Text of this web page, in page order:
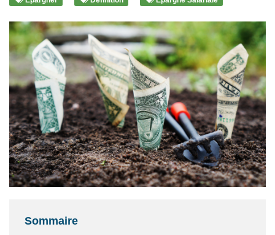
Sommaire